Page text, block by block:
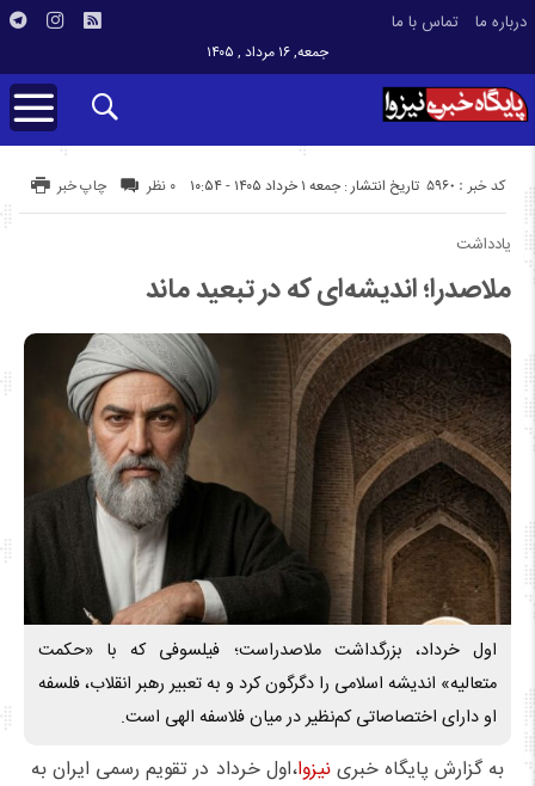
درباره ما تماس با ما
جمعه, ۱۶ مرداد , ۱۴۰۵
تاریخ انتشار : جمعه ۱ خرداد ۱۴۰۵ - ۱۰:۵۴ کد خبر : 5960 چاپ خبر ۰ نظر
یادداشت
ملاصدرا؛ اندیشه‌ای که در تبعید ماند
اول خرداد، بزرگداشت ملاصدراست؛ فیلسوفی که با «حکمت
متعالیه» اندیشه اسلامی را دگرگون کرد و به تعبیر رهبر انقلاب، فلسفه
او دارای اختصاصاتی کم‌نظیر در میان فلاسفه الهی است.
به گزارش پایگاه خبرینیزوا،اول خرداد در تقویم رسمی ایران به